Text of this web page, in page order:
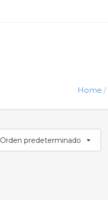
Home
Orden predeterminado